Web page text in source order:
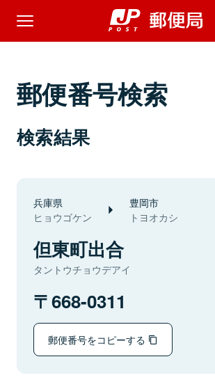
郵便番号検索
検索結果
兵庫県
ヒョウゴケン
豊岡市
トヨオカシ
但東町出合
タントウチョウデアイ
668-0311
郵便番号をコピーする